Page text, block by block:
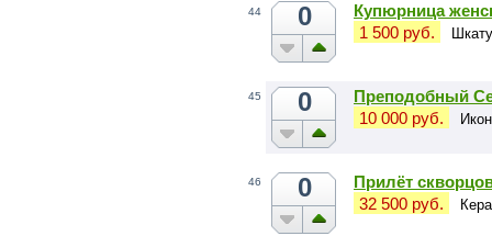
44 0
Купюрница
1 500 руб.
45 0
Преподобный
10 000 руб.
46 0
Прилёт
32 500 руб.